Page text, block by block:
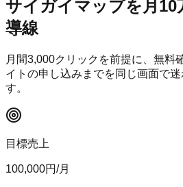
サイガイマップを月10
導線
月間3,000クリックを前提に、無料
イトの申し込みまでを同じ画面で
す。
目標売上
100,000円/月